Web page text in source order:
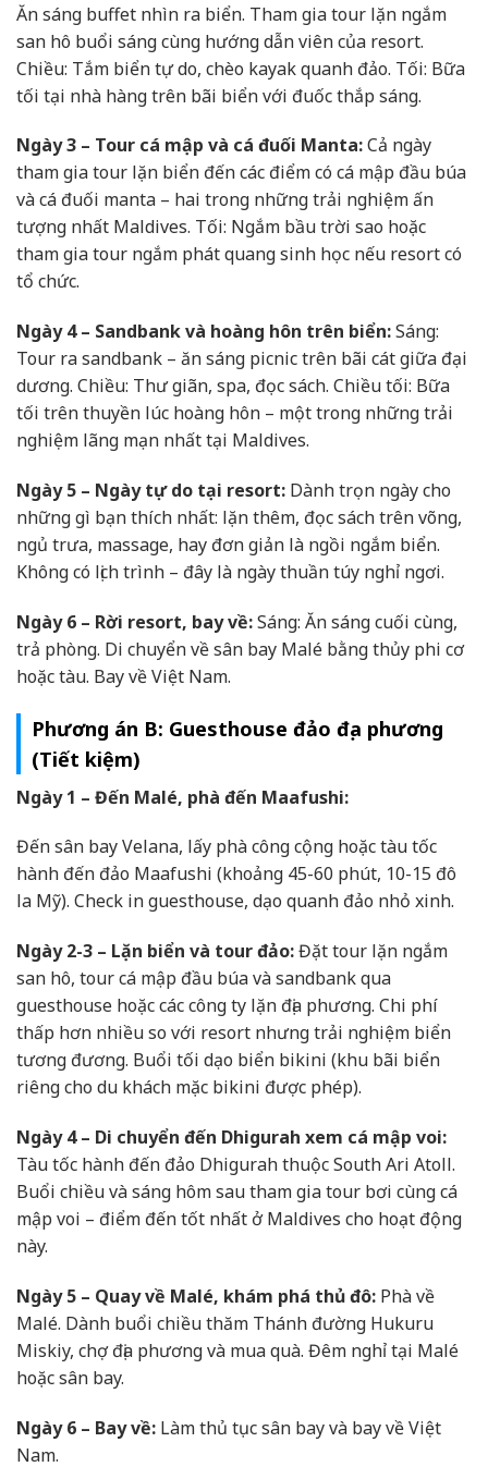
Ăn sáng buffet nhìn ra biển. Tham gia tour lặn ngắm
san hô buổi sáng cùng hướng dẫn viên của resort.
Chiều: Tắm biển tự do, chèo kayak quanh đảo. Tối: Bữa
tối tại nhà hàng trên bãi biển với đuốc thắp sáng.
Ngày 3 – Tour cá mập và cá đuối Manta:Cả ngày
tham gia tour lặn biển đến các điểm có cá mập đầu búa
và cá đuối manta – hai trong những trải nghiệm ấn
tượng nhất Maldives. Tối: Ngắm bầu trời sao hoặc
tham gia tour ngắm phát quang sinh học nếu resort có
tổ chức.
Ngày 4 – Sandbank và hoàng hôn trên biển:Sáng:
Tour ra sandbank – ăn sáng picnic trên bãi cát giữa đại
dương. Chiều: Thư giãn, spa, đọc sách. Chiều tối: Bữa
tối trên thuyền lúc hoàng hôn – một trong những trải
nghiệm lãng mạn nhất tại Maldives.
Ngày 5 – Ngày tự do tại resort: Dành trọn ngày cho
những gì bạn thích nhất: lặn thêm, đọc sách trên võng,
ngủ trưa, massage, hay đơn giản là ngồi ngắm biển.
Không có lịch trình – đây là ngày thuần túy nghỉ ngơi.
Ngày 6 – Rời resort, bay về:Sáng: Ăn sáng cuối cùng,
trả phòng. Di chuyển về sân bay Malé bằng thủy phi cơ
hoặc tàu. Bay về Việt Nam.
Phương án B: Guesthouse đảo địa phương
(Tiết kiệm)
Ngày 1 – Đến Malé, phà đến Maafushi:
Đến sân bay Velana, lấy phà công cộng hoặc tàu tốc
hành đến đảo Maafushi (khoảng 45-60 phút, 10-15 đô
la Mỹ). Check in guesthouse, dạo quanh đảo nhỏ xinh.
Ngày 2-3 – Lặn biển và tour đảo:Đặt tour lặn ngắm
san hô, tour cá mập đầu búa và sandbank qua
guesthouse hoặc các công ty lặn địa phương. Chi phí
thấp hơn nhiều so với resort nhưng trải nghiệm biển
tương đương. Buổi tối dạo biển bikini (khu bãi biển
riêng cho du khách mặc bikini được phép).
Ngày 4 – Di chuyển đến Dhigurah xem cá mập voi:
Tàu tốc hành đến đảo Dhigurah thuộc South Ari Atoll.
Buổi chiều và sáng hôm sau tham gia tour bơi cùng cá
mập voi – điểm đến tốt nhất ở Maldives cho hoạt động
này.
Ngày 5 – Quay về Malé, khám phá thủ đô: Phà về
Malé. Dành buổi chiều thăm Thánh đường Hukuru
Miskiy, chợ địa phương và mua quà. Đêm nghỉ tại Malé
hoặc sân bay.
Ngày 6 – Bay về: Làm thủ tục sân bay và bay về Việt
Nam.